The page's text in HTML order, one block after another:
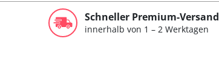
Schneller Premium-Versand
innerhalb von 1 – 2 Werktagen